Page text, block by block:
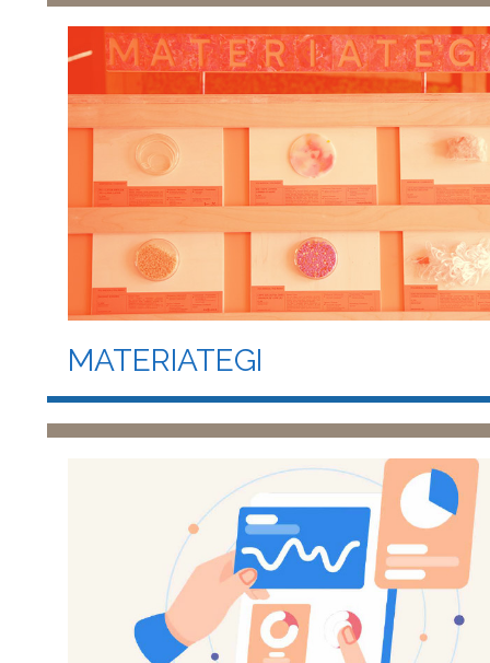
MATERIATEGI